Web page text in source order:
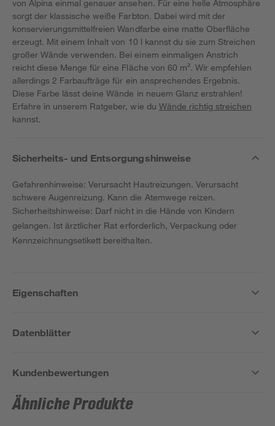
von Alpina einmal genauer ansehen. Für eine helle Atmosphäre
sorgt der klassische weiße Farbton. Dabei wird mit der
konservierungsmittelfreien Wandfarbe eine matte Oberfläche
erzeugt. Mit einem Inhalt von 10 l kannst du sie zum Streichen
großer Wände verwenden. Bei einem einmaligen Anstrich
reicht diese Menge für eine Fläche von 60 m². Wir empfehlen
allerdings 2 Farbaufträge für ein ansprechendes Ergebnis.
Diese Farbe lässt deine Wände in neuem Glanz erstrahlen!
Erfahre in unserem Ratgeber, wie du Wände richtig streichen
kannst.
Sicherheits- und Entsorgungshinweise
Gefahrenhinweise: Verursacht Hautreizungen. Verursacht
schwere Augenreizung. Kann die Atemwege reizen.
Sicherheitshinweise: Darf nicht in die Hände von Kindern
gelangen. Ist ärztlicher Rat erforderlich, Verpackung oder
Kennzeichnungsetikett bereithalten.
Eigenschaften
Datenblätter
Kundenbewertungen
Ähnliche Produkte